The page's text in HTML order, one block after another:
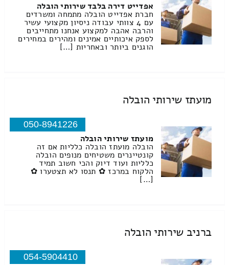
אפדייט דירה בלבד שירותי הובלה
חברת אפדייט הובלה מתמחה ומשרדים
עם 4 צוותי עבודה ניסיון מקצועי עשיר
והרבה אהבה למקצוע אנחנו מתחייבים
לספק איכותיים אמינים ומהירים במחירים
הוגנים ביותר ובאחריות […]
מועתז שירותי הובלה
050-8941226
מועתז שירותי הובלה
הובלה מועתז הובלה כלליות אם זה
קונטיינרים משטיחים מנופים הובלה
כלליות ועוד דיוק והכי חשוב תמיד
הלקוח במרכז ✿ תנסו לא תצטערו ✿
[…]
ברניב שירותי הובלה
054-5904410